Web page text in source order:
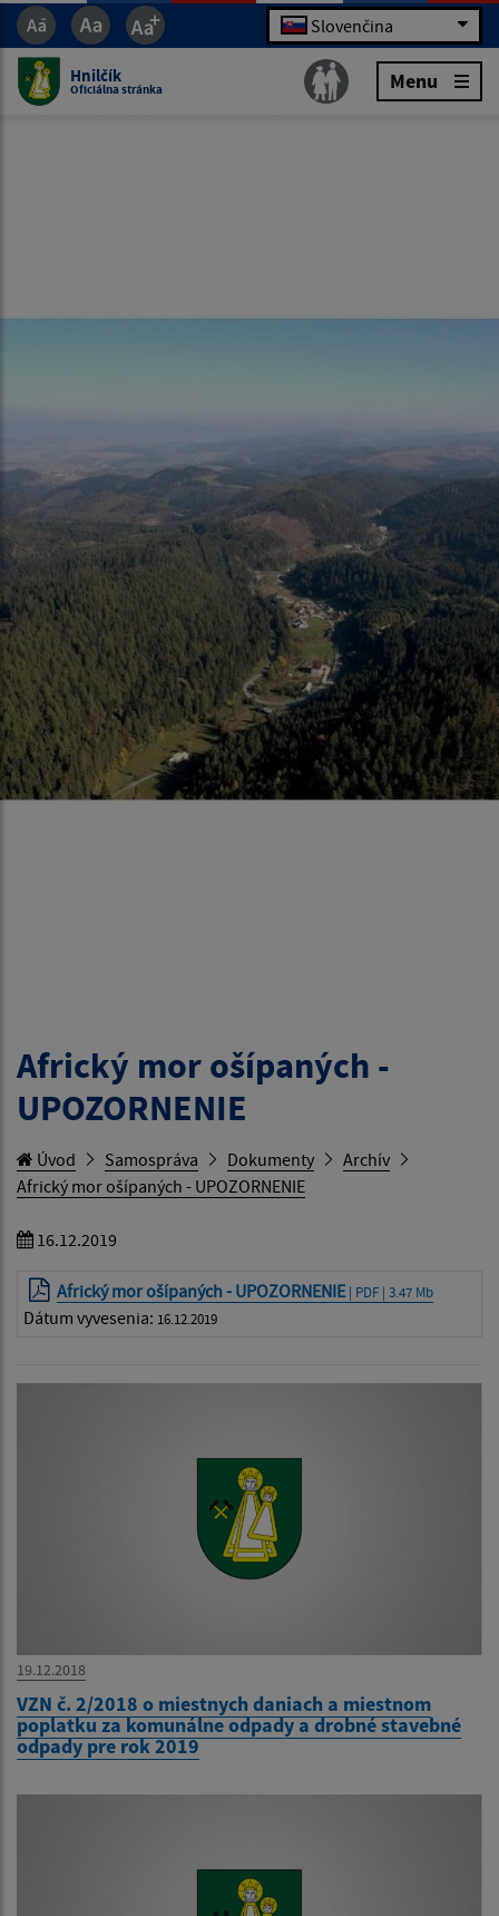
Slovenčina
Hnilčík
Oficiálna stránka Menu
Africký mor ošípaných -
UPOZORNENIE
Úvod Samospráva Dokumenty
Archív
Africký mor ošípaných - UPOZORNENIE
16.12.2019
Africký mor ošípaných - UPOZORNENIE| PDF | 3.47 Mb
Dátum vyvesenia: 16.12.2019
19.12.2018
VZN č. 2/2018 o miestnych daniach a miestnom
poplatku za komunálne odpady a drobné stavebné
odpady pre rok 2019